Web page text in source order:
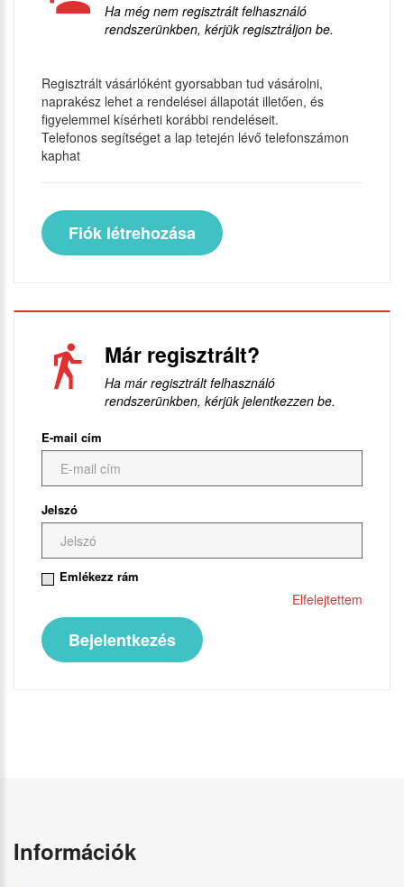
Ha még nem regisztrált felhasználó
rendszerünkben, kérjük regisztráljon be.
Regisztrált vásárlóként gyorsabban tud vásárolni,
naprakész lehet a rendelései állapotát illetően, és
figyelemmel kísérheti korábbi rendeléseit.
Telefonos segítséget a lap tetején lévő telefonszámon
kaphat
Fiók létrehozása
Már regisztrált?
Ha már regisztrált felhasználó
rendszerünkben, kérjük jelentkezzen be.
E-mail cím
Jelszó
Emlékezz rám
Elfelejtettem
Információk